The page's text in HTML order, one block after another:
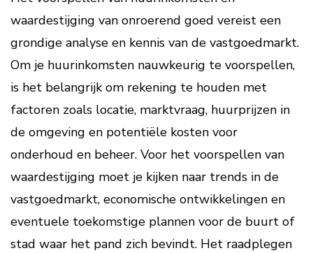
waardestijging van onroerend goed vereist een
grondige analyse en kennis van de vastgoedmarkt.
Om je huurinkomsten nauwkeurig te voorspellen,
is het belangrijk om rekening te houden met
factoren zoals locatie, marktvraag, huurprijzen in
de omgeving en potentiële kosten voor
onderhoud en beheer. Voor het voorspellen van
waardestijging moet je kijken naar trends in de
vastgoedmarkt, economische ontwikkelingen en
eventuele toekomstige plannen voor de buurt of
stad waar het pand zich bevindt. Het raadplegen